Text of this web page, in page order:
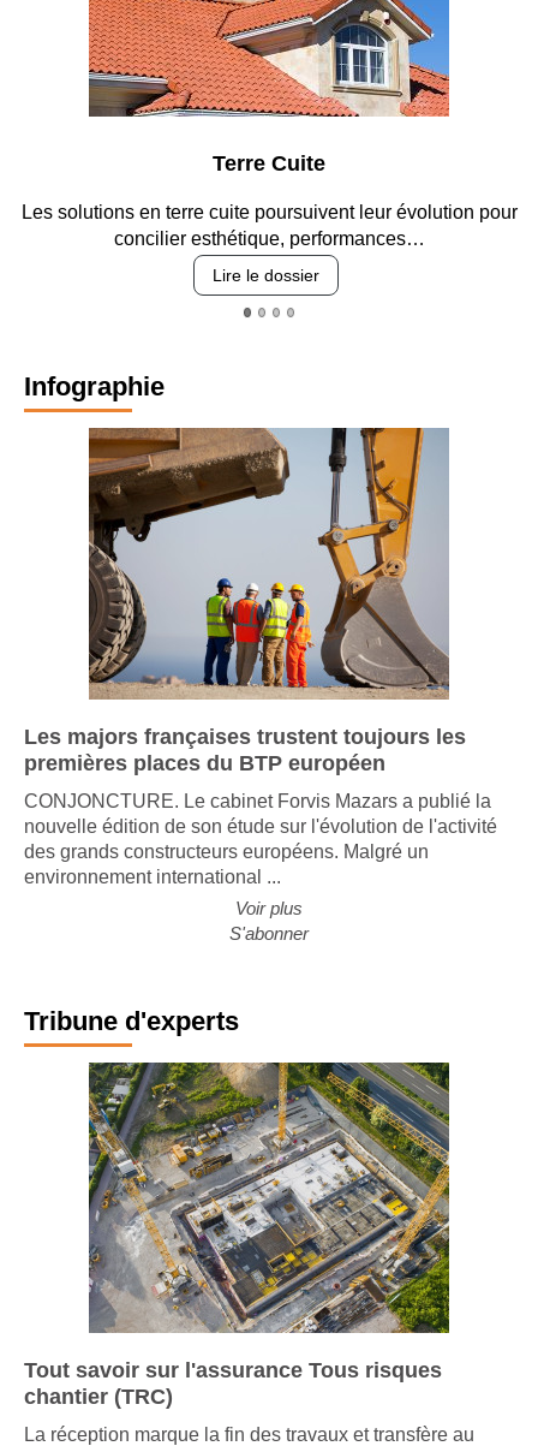
Terre Cuite
Les solutions en terre cuite poursuivent leur évolution pour
concilier esthétique, performances…
Lire le dossier
Infographie
Les majors françaises trustent toujours les
premières places du BTP européen
CONJONCTURE. Le cabinet Forvis Mazars a publié la
nouvelle édition de son étude sur l'évolution de l'activité
des grands constructeurs européens. Malgré un
environnement international ...
Voir plus
S'abonner
Tribune d'experts
Tout savoir sur l'assurance Tous risques
chantier (TRC)
La réception marque la fin des travaux et transfère au